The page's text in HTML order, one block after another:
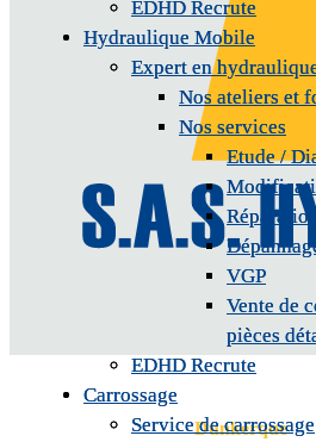
EDHD Recrute
Hydraulique Mobile
Expert en
Nos ateliers et
Nos services
Etude /
VGP
Vente de
pièces
EDHD Recrute
Carrossage
Service de carrossage
EDHD Recrute
Hydraulique Mobile
Expert en
Nos ateliers et
Nos services
Etude /
VGP
Vente de
pièces
EDHD Recrute
Carrossage
Service de carrossage
Dunkerque